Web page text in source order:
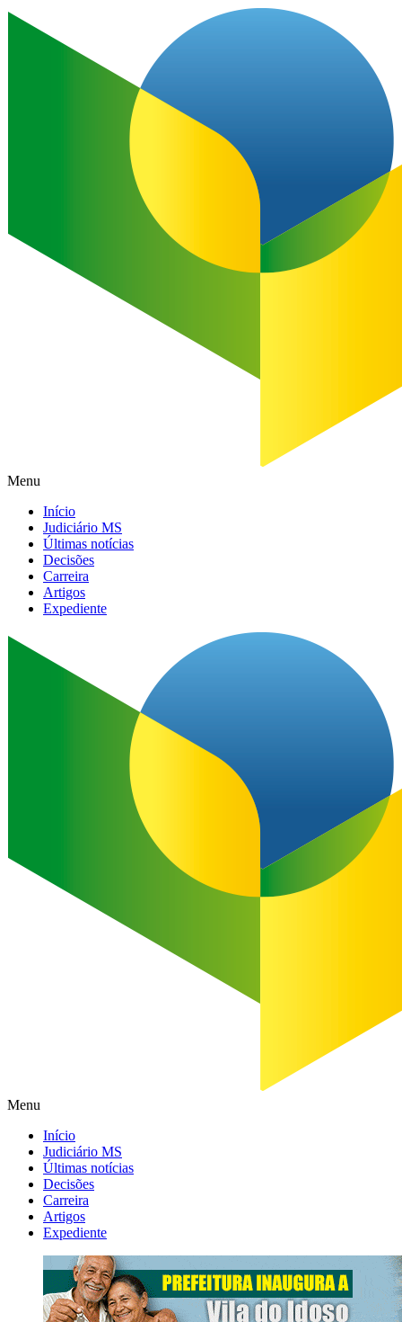
Menu
Início
Judiciário MS
Últimas notícias
Decisões
Carreira
Artigos
Expediente
Menu
Início
Judiciário MS
Últimas notícias
Decisões
Carreira
Artigos
Expediente